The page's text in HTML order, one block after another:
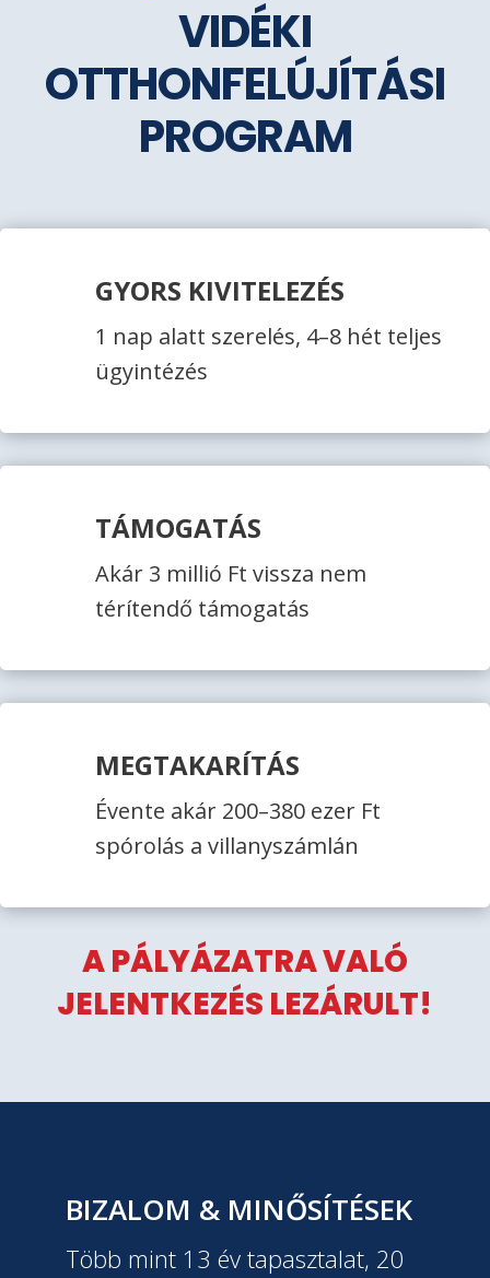
VIDÉKI
OTTHONFELÚJÍTÁSI
PROGRAM
GYORS KIVITELEZÉS
1 nap alatt szerelés, 4–8 hét teljes
ügyintézés
TÁMOGATÁS
Akár 3 millió Ft vissza nem
térítendő támogatás
MEGTAKARÍTÁS
Évente akár 200–380 ezer Ft
spórolás a villanyszámlán
A PÁLYÁZATRA VALÓ
JELENTKEZÉS LEZÁRULT!
BIZALOM & MINŐSÍTÉSEK
Több mint 13 év tapasztalat, 20